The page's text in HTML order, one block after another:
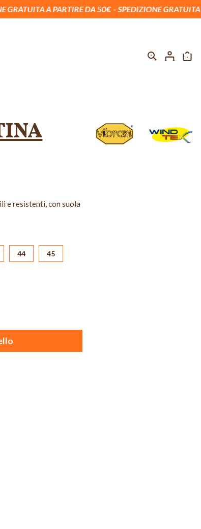
DA 50€ SPEDIZIONE GRATUITA A PARTIRE
e resistenti, con suola
44 45